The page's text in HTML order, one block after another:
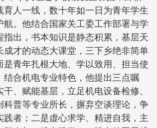
育人一线，数十年如一日为青年学生
航。他结合国家关工委工作部署与学
指出，书本知识是静态积累，基层天
成才的动态大课堂，三下乡绝非简单
是青年扎根大地、学以致用、担当使
结合机电专业特色，他提出三点嘱
、赋能基层，立足机电设备检修、
科普等专业所长，摒弃空谈理论，争
践者；二是虚心求学、精进自我，主